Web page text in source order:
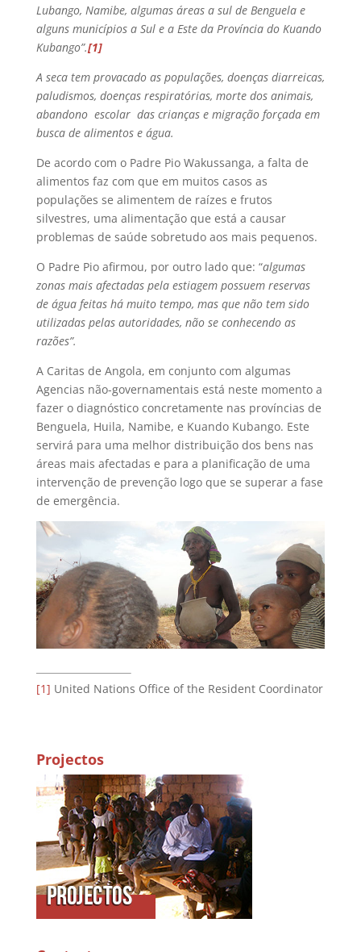
Lubango, Namibe, algumas áreas a sul de Benguela e
alguns municípios a Sul e a Este da Província do Kuando
Kubango”.[1]
A seca tem provacado as populações, doenças diarreicas,
paludismos, doenças respiratórias, morte dos animais,
abandono escolar das crianças e migração forçada em
busca de alimentos e água.
De acordo com o Padre Pio Wakussanga, a falta de
alimentos faz com que em muitos casos as
populações se alimentem de raízes e frutos
silvestres, uma alimentação que está a causar
problemas de saúde sobretudo aos mais pequenos.
O Padre Pio afirmou, por outro lado que: “algumas
zonas mais afectadas pela estiagem possuem reservas
de água feitas há muito tempo, mas que não tem sido
utilizadas pelas autoridades, não se conhecendo as
razões”.
A Caritas de Angola, em conjunto com algumas
Agencias não-governamentais está neste momento a
fazer o diagnóstico concretamente nas províncias de
Benguela, Huila, Namibe, e Kuando Kubango. Este
servirá para uma melhor distribuição dos bens nas
áreas mais afectadas e para a planificação de uma
intervenção de prevenção logo que se superar a fase
de emergência.
[1] United Nations Office of the Resident Coordinator
Projectos